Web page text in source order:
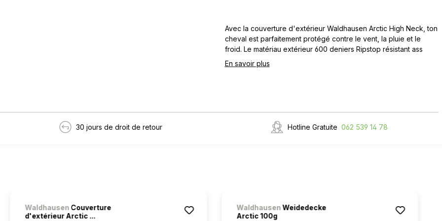
Avec la couverture d'extérieur Waldhausen Arctic High Neck, ton
cheval est parfaitement protégé contre le vent, la pluie et le
froid. Le matériau extérieur 600 deniers Ripstop résistant ass
En savoir plus
30 jours de droit de retour Hotline Gratuite 062 539 14 78
Waldhausen Couverture
d'extérieur Arctic ...
WaldhausenWeidedecke
Arctic 100g